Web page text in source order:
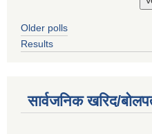
Older polls
Results
सार्वजनिक खरिद/